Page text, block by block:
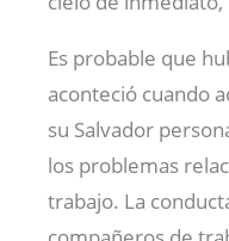
Es probable que
aconteció cuando
su Salvador
los problemas
trabajo. La